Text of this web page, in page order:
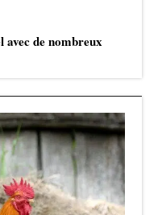
de nombreux